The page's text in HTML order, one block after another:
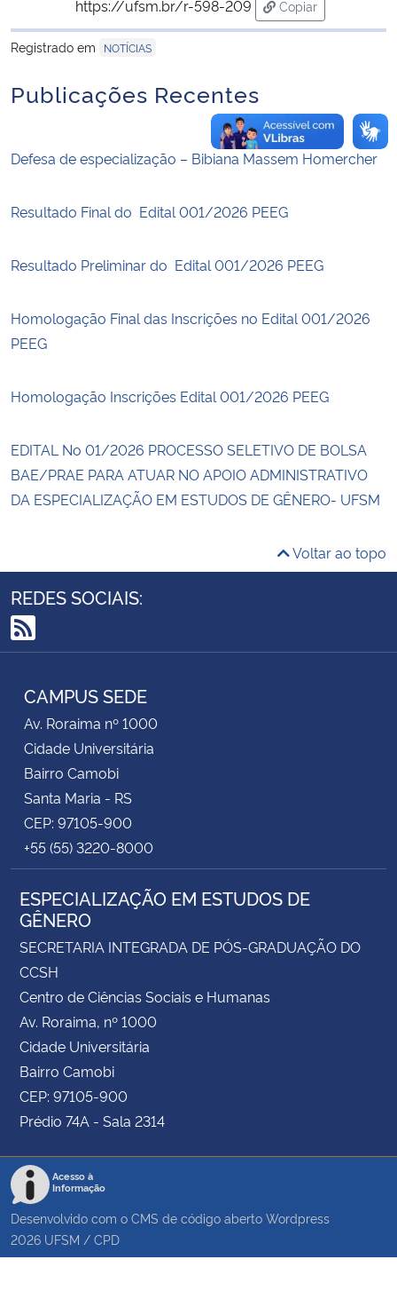
https://ufsm.br/r-598-209
Copiar
para área de
Registrado em
NOTÍCIAS
Publicações Recentes
Defesa de especialização – Bibiana Massem Homercher
Resultado Final do Edital 001/2026 PEEG
Resultado Preliminar do Edital 001/2026 PEEG
Homologação Final das Inscrições no Edital 001/2026
PEEG
Homologação Inscrições Edital 001/2026 PEEG
EDITAL No 01/2026 PROCESSO SELETIVO DE BOLSA
BAE/PRAE PARA ATUAR NO APOIO ADMINISTRATIVO
DA ESPECIALIZAÇÃO EM ESTUDOS DE GÊNERO- UFSM
Voltar ao topo
REDES SOCIAIS:
RSS
CAMPUS SEDE
Av. Roraima nº 1000
Cidade Universitária
Bairro Camobi
Santa Maria - RS
CEP: 97105-900
+55 (55) 3220-8000
ESPECIALIZAÇÃO EM ESTUDOS DE
GÊNERO
SECRETARIA INTEGRADA DE PÓS-GRADUAÇÃO DO
CCSH
Centro de Ciências Sociais e Humanas
Av. Roraima, nº 1000
Cidade Universitária
Bairro Camobi
CEP: 97105-900
Prédio 74A - Sala 2314
Acesso à
Informação
Desenvolvido com o CMS de código aberto Wordpress
2026 UFSM / CPD